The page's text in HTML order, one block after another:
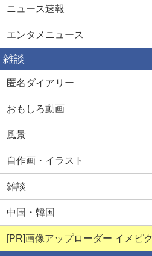
ニュース速報
エンタメニュース
雑談
匿名ダイアリー
おもしろ動画
風景
自作画・イラスト
雑談
中国・韓国
[PR]画像アップローダー イメピク